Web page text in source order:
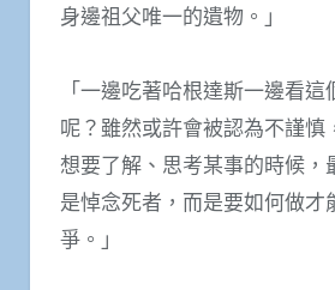
身邊祖父唯一的遺物。」
「一邊吃著哈根達斯一邊看
呢？雖然或許會被認為不謹慎
想要了解、思考某事的時候，
是悼念死者，而是要如何做才
爭。」